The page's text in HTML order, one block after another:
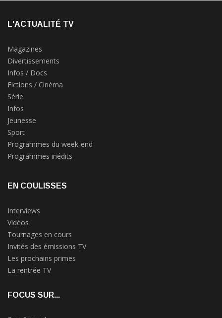
L'ACTUALITÉ TV
Magazines
Divertissements
Infos / Docs
Fictions / Cinéma
Série
Infos
Jeunesse
Sport
Programmes du week-end
Programmes inédits
EN COULISSES
Interviews
Vidéos
Tournages en cours
Invités des émissions TV
Les prochains primes
La rentrée TV
FOCUS SUR...